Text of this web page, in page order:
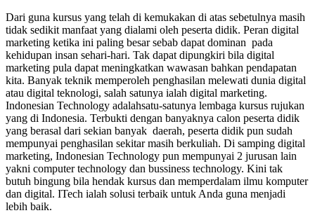
Dari guna kursus yang telah di kemukakan di atas sebetulnya masih
tidak sedikit manfaat yang dialami oleh peserta didik. Peran digital
marketing ketika ini paling besar sebab dapat dominan pada
kehidupan insan sehari-hari. Tak dapat dipungkiri bila digital
marketing pula dapat meningkatkan wawasan bahkan pendapatan
kita. Banyak teknik memperoleh penghasilan melewati dunia digital
atau digital teknologi, salah satunya ialah digital marketing.
Indonesian Technology adalahsatu-satunya lembaga kursus rujukan
yang di Indonesia. Terbukti dengan banyaknya calon peserta didik
yang berasal dari sekian banyak daerah, peserta didik pun sudah
mempunyai penghasilan sekitar masih berkuliah. Di samping digital
marketing, Indonesian Technology pun mempunyai 2 jurusan lain
yakni computer technology dan bussiness technology. Kini tak
butuh bingung bila hendak kursus dan memperdalam ilmu komputer
dan digital. ITech ialah solusi terbaik untuk Anda guna menjadi
lebih baik.